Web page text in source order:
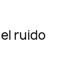
ruido